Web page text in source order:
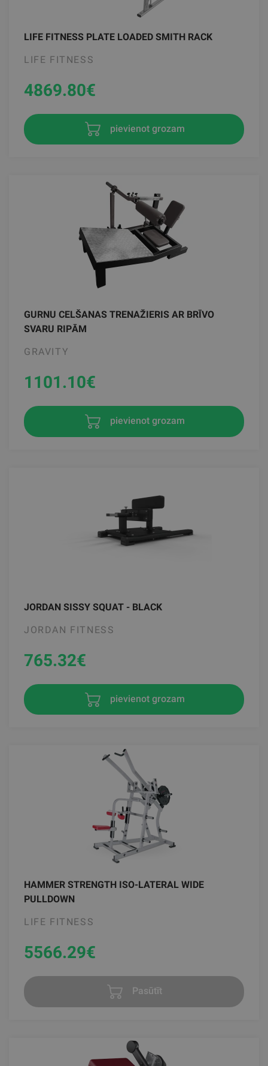
LIFE FITNESS PLATE LOADED SMITH RACK
LIFE FITNESS
4869.80€
pievienot grozam
GURNU CELŠANAS TRENAŽIERIS AR BRĪVO
SVARU RIPĀM
GRAVITY
1101.10€
pievienot grozam
JORDAN SISSY SQUAT - BLACK
JORDAN FITNESS
765.32€
pievienot grozam
HAMMER STRENGTH ISO-LATERAL WIDE
PULLDOWN
LIFE FITNESS
5566.29€
Pasūtīt